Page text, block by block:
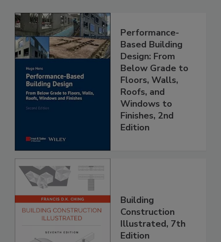
Performance-
Based Building
Design: From
Below Grade to
Floors, Walls,
Roofs, and
Windows to
Finishes, 2nd
Edition
Building
Construction
Illustrated, 7th
Edition